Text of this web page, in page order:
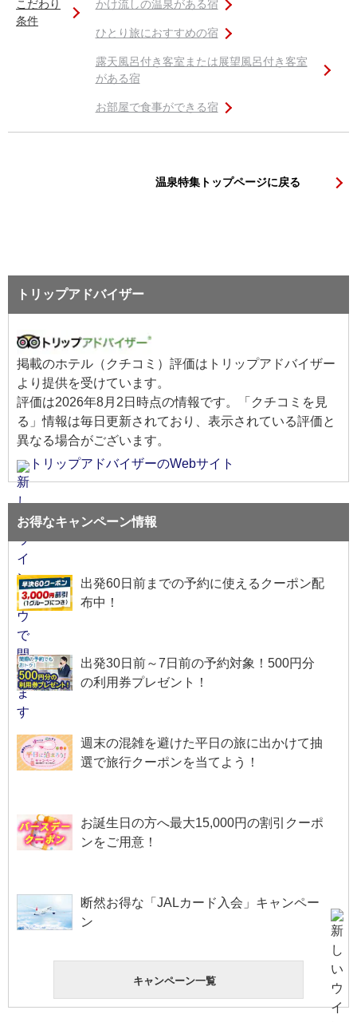
こだわり
条件
かけ流しの温泉がある宿
ひとり旅におすすめの宿
露天風呂付き客室または展望風呂付き客室
がある宿
お部屋で食事ができる宿
温泉特集トップページに戻る
トリップアドバイザー
掲載のホテル（クチコミ）評価はトリップアドバイザー
より提供を受けています。
評価は2026年8月2日 時点の情報です。「クチコミを見
る」情報は毎日更新されており、表示されている評価と
異なる場合がございます。
トリップアドバイザーのWebサイト
お得なキャンペーン情報
出発60日前までの予約に使えるクーポン配
布中！
出発30日前～7日前の予約対象！500円分
の利用券プレゼント！
週末の混雑を避けた平日の旅に出かけて抽
選で旅行クーポンを当てよう！
お誕生日の方へ最大15,000円の割引クーポ
ンをご用意！
断然お得な「JALカード入会」キャンペー
ン
キャンペーン一覧